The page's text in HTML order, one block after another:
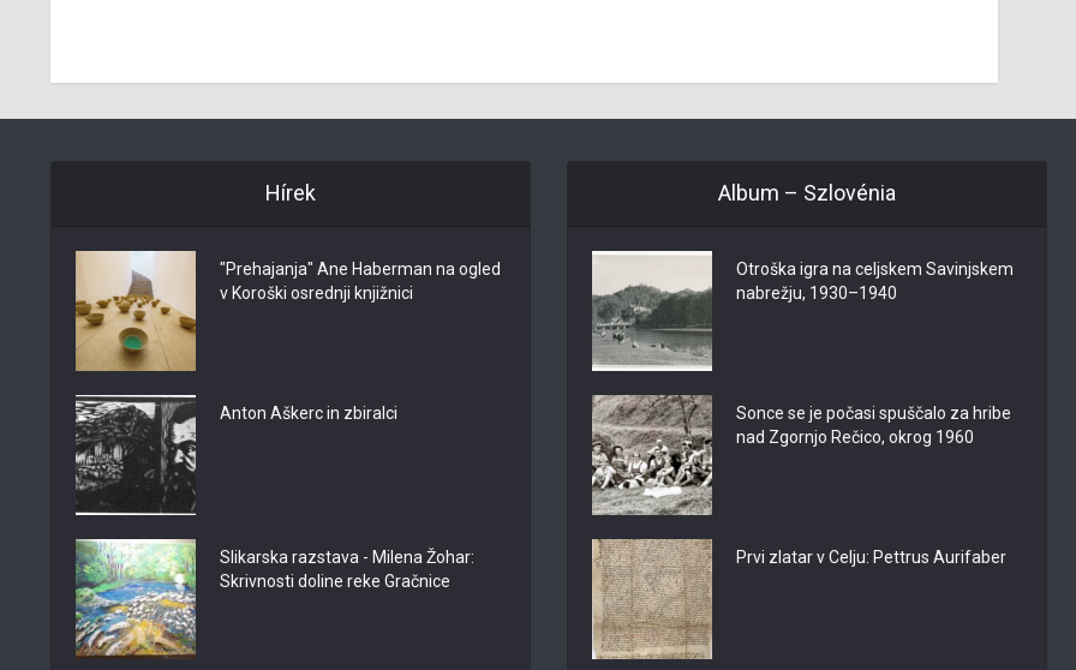
Hírek
"Prehajanja" Ane Haberman na ogled
v Koroški osrednji knjižnici
Anton Aškerc in zbiralci
Slikarska razstava - Milena Žohar:
Skrivnosti doline reke Gračnice
Album – Szlovénia
Otroška igra na celjskem Savinjskem
nabrežju, 1930–1940
Sonce se je počasi spuščalo za hribe
nad Zgornjo Rečico, okrog 1960
Prvi zlatar v Celju: Pettrus Aurifaber